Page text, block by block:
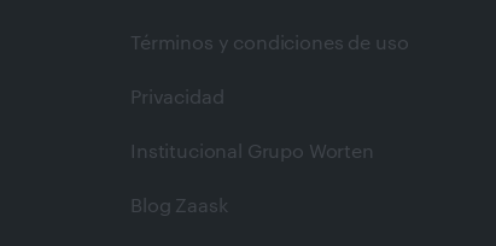
Términos y condiciones de uso
Privacidad
Institucional Grupo Worten
Blog Zaask